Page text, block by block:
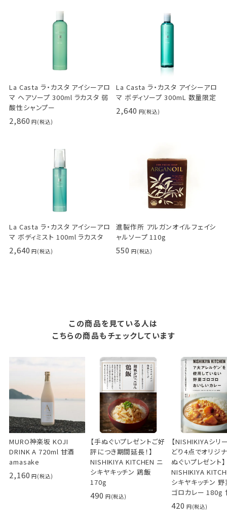
La Casta ラ・カスタ アイシーアロ
マ ヘアソープ 300ml ラカスタ 弱
酸性シャンプー
2,860
La Casta ラ・カスタ アイシーアロ
マ ボディソープ 300mL 数量限定
2,640
La Casta ラ・カスタ アイシーアロ
マ ボディミスト 100ml ラカスタ
2,640
進製作所 アルガンオイルフェイシ
ャルソープ 110g
550
この商品を見ている人は
こちらの商品もチェックしています
MURO神楽坂 KOJI
DRINK A 720ml 甘酒
amasake
2,160
【手ぬぐいプレゼントご好
評につき期間延長！】
NISHIKIYA KITCHEN ニ
シキヤキッチン 鶏飯
170g
490
【NISHIKIYAシリ
どり4点でオリジ
ぬぐいプレゼント】
NISHIKIYA
シキヤキッチン
ゴロカレー 180g
420